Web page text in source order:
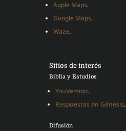
Apple Maps.
Google Maps.
Waze.
Sitios de interés
Biblia y Estudios
YouVersion.
Respuestas en Génesis.
Difusión